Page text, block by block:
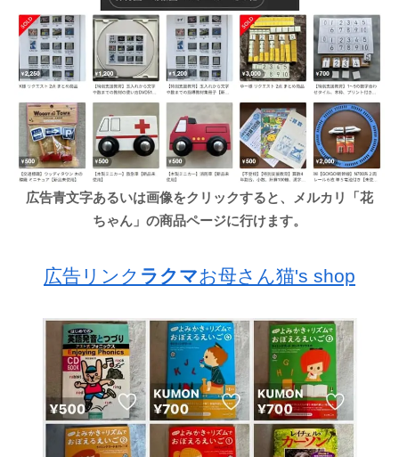
広告青文字あるいは画像をクリックすると、メルカリ「花
ちゃん」の商品ページに行けます。
広告リンク ラクマお母さん猫's shop